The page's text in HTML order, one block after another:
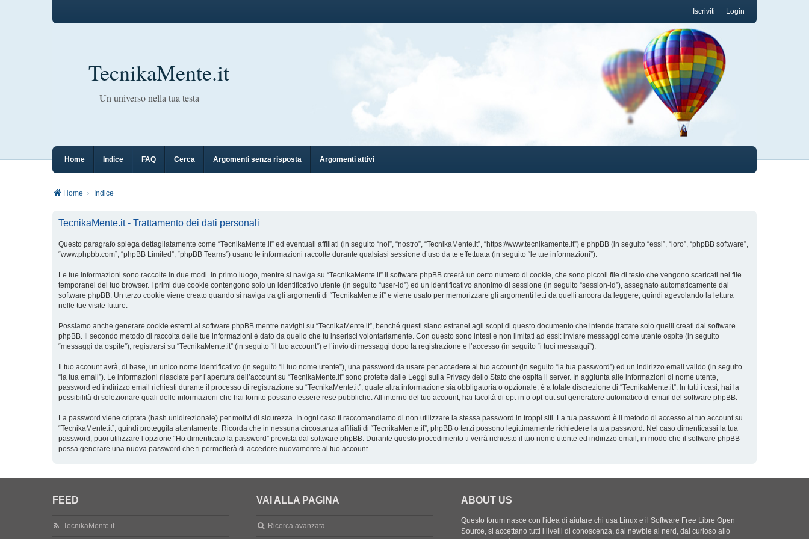
Login
Iscriviti
TecnikaMente.it
Un universo nella tua testa
Home Indice FAQ Cerca Argomenti senza risposta Argomenti attivi
Home Indice
TecnikaMente.it - Trattamento dei dati personali
Questo paragrafo spiega dettagliatamente come “TecnikaMente.it” ed eventuali affiliati (in seguito “noi”, “nostro”, “TecnikaMente.it”, “https://www.tecnikamente.it”) e phpBB (in seguito “essi”, “loro”, “phpBB software”,
“www.phpbb.com”, “phpBB Limited”, “phpBB Teams”) usano le informazioni raccolte durante qualsiasi sessione d’uso da te effettuata (in seguito “le tue informazioni”).
Le tue informazioni sono raccolte in due modi. In primo luogo, mentre si naviga su “TecnikaMente.it” il software phpBB creerà un certo numero di cookie, che sono piccoli file di testo che vengono scaricati nei file
temporanei del tuo browser. I primi due cookie contengono solo un identificativo utente (in seguito “user-id”) ed un identificativo anonimo di sessione (in seguito “session-id”), assegnato automaticamente dal
software phpBB. Un terzo cookie viene creato quando si naviga tra gli argomenti di “TecnikaMente.it” e viene usato per memorizzare gli argomenti letti da quelli ancora da leggere, quindi agevolando la lettura
nelle tue visite future.
Possiamo anche generare cookie esterni al software phpBB mentre navighi su “TecnikaMente.it”, benché questi siano estranei agli scopi di questo documento che intende trattare solo quelli creati dal software
phpBB. Il secondo metodo di raccolta delle tue informazioni è dato da quello che tu inserisci volontariamente. Con questo sono intesi e non limitati ad essi: inviare messaggi come utente ospite (in seguito
“messaggi da ospite”), registrarsi su “TecnikaMente.it” (in seguito “il tuo account”) e l’invio di messaggi dopo la registrazione e l’accesso (in seguito “i tuoi messaggi”).
Il tuo account avrà, di base, un unico nome identificativo (in seguito “il tuo nome utente”), una password da usare per accedere al tuo account (in seguito “la tua password”) ed un indirizzo email valido (in seguito
“la tua email”). Le informazioni rilasciate per l’apertura dell’account su “TecnikaMente.it” sono protette dalle Leggi sulla Privacy dello Stato che ospita il server. In aggiunta alle informazioni di nome utente,
password ed indirizzo email richiesti durante il processo di registrazione su “TecnikaMente.it”, quale altra informazione sia obbligatoria o opzionale, è a totale discrezione di “TecnikaMente.it”. In tutti i casi, hai la
possibilità di selezionare quali delle informazioni che hai fornito possano essere rese pubbliche. All’interno del tuo account, hai facoltà di opt-in o opt-out sul generatore automatico di email del software phpBB.
La password viene criptata (hash unidirezionale) per motivi di sicurezza. In ogni caso ti raccomandiamo di non utilizzare la stessa password in troppi siti. La tua password è il metodo di accesso al tuo account su
“TecnikaMente.it”, quindi proteggila attentamente. Ricorda che in nessuna circostanza affiliati di “TecnikaMente.it”, phpBB o terzi possono legittimamente richiedere la tua password. Nel caso dimenticassi la tua
password, puoi utilizzare l’opzione “Ho dimenticato la password” prevista dal software phpBB. Durante questo procedimento ti verrà richiesto il tuo nome utente ed indirizzo email, in modo che il software phpBB
possa generare una nuova password che ti permetterà di accedere nuovamente al tuo account.
FEED
TecnikaMente.it
VAI ALLA PAGINA
Ricerca avanzata
ABOUT US
Questo forum nasce con l'idea di aiutare chi usa Linux e il Software Free Libre Open
Source, si accettano tutti i livelli di conoscenza, dal newbie al nerd, dal curioso allo